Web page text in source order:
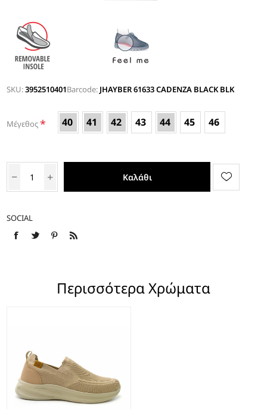
SKU:3952510401Barcode: JHAYBER 61633 CADENZA BLACK BLK
Μέγεθος* 40 41 42 43 44 45 46
Καλάθι
SOCIAL
Περισσότερα Χρώματα